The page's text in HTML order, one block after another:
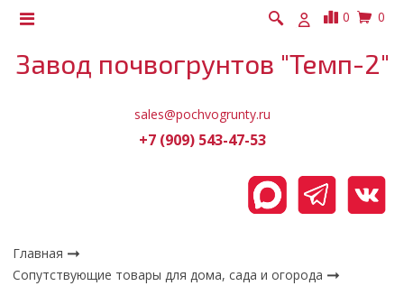
0 0
Завод почвогрунтов "Темп-2"
sales@pochvogrunty.ru
+7 (909) 543-47-53
Главная
Сопутствующие товары для дома, сада и огорода